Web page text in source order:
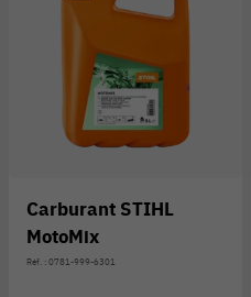
Carburant STIHL
MotoMix
Réf. : 0781-999-6301